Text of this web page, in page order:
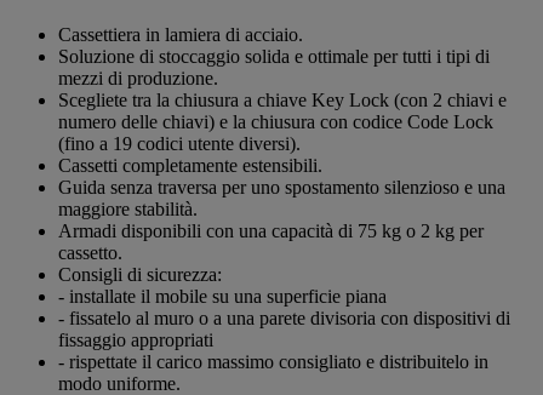
Cassettiera in lamiera di acciaio.
Soluzione di stoccaggio solida e ottimale per tutti i tipi di
mezzi di produzione.
Scegliete tra la chiusura a chiave Key Lock (con 2 chiavi e
numero delle chiavi) e la chiusura con codice Code Lock
(fino a 19 codici utente diversi).
Cassetti completamente estensibili.
Guida senza traversa per uno spostamento silenzioso e una
maggiore stabilità.
Armadi disponibili con una capacità di 75 kg o 2 kg per
cassetto.
Consigli di sicurezza:
- installate il mobile su una superficie piana
- fissatelo al muro o a una parete divisoria con dispositivi di
fissaggio appropriati
- rispettate il carico massimo consigliato e distribuitelo in
modo uniforme.